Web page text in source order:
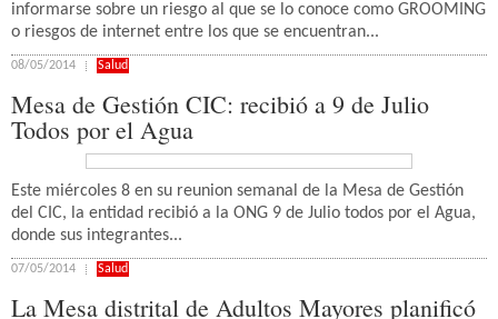
informarse sobre un riesgo al que se lo conoce como GROOMING
o riesgos de internet entre los que se encuentran...
08/05/2014 Salud
Mesa de Gestión CIC: recibió a 9 de Julio
Todos por el Agua
Este miércoles 8 en su reunion semanal de la Mesa de Gestión
del CIC, la entidad recibió a la ONG 9 de Julio todos por el Agua,
donde sus integrantes...
07/05/2014 Salud
La Mesa distrital de Adultos Mayores planificó